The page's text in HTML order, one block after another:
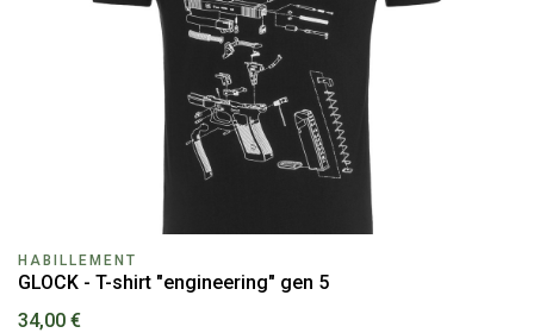
HABILLEMENT
GLOCK - T-shirt "engineering" gen 5
34,00 €